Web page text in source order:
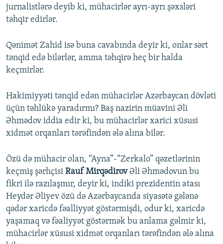
jurnalistlərə deyib ki, mühacirlər ayrı-ayrı şəxsləri
təhqir edirlər.
Qənimət Zahid isə buna cavabında deyir ki, onlar sərt
tənqid edə bilərlər, amma təhqirə heç bir halda
keçmirlər.
Hakimiyyəti tənqid edən mühacirlər Azərbaycan dövləti
üçün təhlükə yaradırmı? Baş nazirin müavini Əli
Əhmədov iddia edir ki, bu mühacirlər xarici xüsusi
xidmət orqanları tərəfindən ələ alına bilər.
Özü də mühacir olan, “Ayna”-“Zerkalo” qəzetlərinin
keçmiş şərhçisi Rauf MirqədirovƏli Əhmədovun bu
fikri ilə razılaşmır, deyir ki, indiki prezidentin atası
Heydər Əliyev özü də Azərbaycanda siyasətə gələnə
qədər xaricdə fəalliyyət göstərmişdi, odur ki, xaricdə
yaşamaq və fəaliyyət göstərmək bu anlama gəlmir ki,
mühacirlər xüsusi xidmət orqanları tərəfindən ələ alına